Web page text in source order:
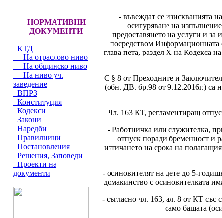
НОРМАТИВНИ
ДОКУМЕНТИ
КТД
На отраслово ниво
На общинско ниво
На ниво уч.
заведение
ВПРЗ
Конституция
Кодекси
Закони
Наредби
Правилници
Постановления
Решения, Заповеди
Проекти на
документи
- въвеждат се изискванията
осигуряване на
предоставянето на услуги и
посредством Информационната
глава пета, раздел X на Кодекса
С § 8 от Преходните и
(обн. ДВ. бр.98 от 9.12.2016г.) са
Чл. 163 КТ, регламентиращ
- Работничка или служителка,
отпуск поради бременност и
изтичането на срока на
- осиновителят на дете до 5-
домакинство с осиновителката
- съгласно чл. 163, ал. 8 от КТ със
само бащата